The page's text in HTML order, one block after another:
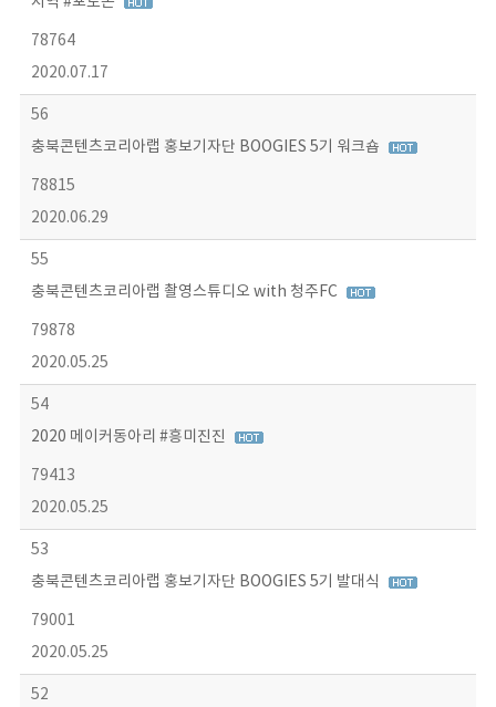
78764
2020.07.17
56
충북콘텐츠코리아랩 홍보기자단 BOOGIES 5기 워크숍
78815
2020.06.29
55
충북콘텐츠코리아랩 촬영스튜디오 with 청주FC
79878
2020.05.25
54
2020 메이커동아리 #흥미진진
79413
2020.05.25
53
충북콘텐츠코리아랩 홍보기자단 BOOGIES 5기 발대식
79001
2020.05.25
52